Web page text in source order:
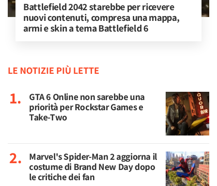
Battlefield 2042 starebbe per ricevere
nuovi contenuti, compresa una mappa,
armi e skin a tema Battlefield 6
LE NOTIZIE PIÙ LETTE
GTA 6 Online non sarebbe una
priorità per Rockstar Games e
Take-Two
Marvel's Spider-Man 2 aggiorna il
costume di Brand New Day dopo
le critiche dei fan